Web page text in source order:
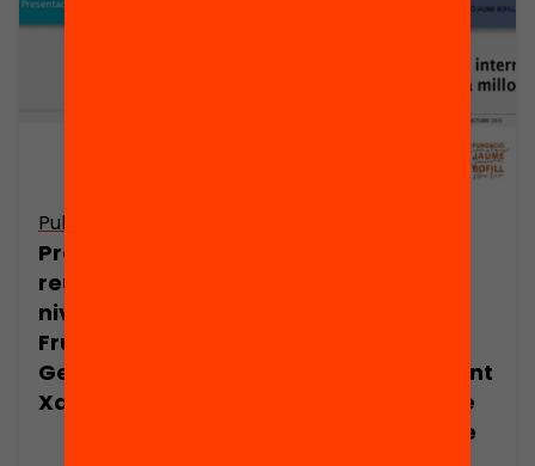
Publicació
Presentació: Les
reunions de
nivell a l’escola
Fructuós
Gelabert, per
Xavier Pedrol
estan impactant
en la millora de
l’Aprenentatge